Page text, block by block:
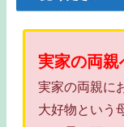
実家の両
実家の両親に
大好物という